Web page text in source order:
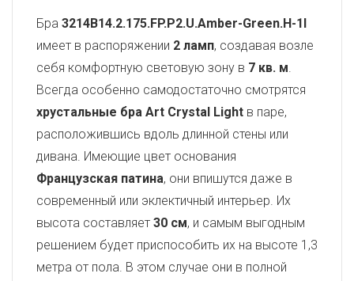
Бра 3214B14.2.175.FP.P2.U.Amber-Green.H-1I
имеет в распоряжении 2 ламп, создавая возле
себя комфортную световую зону в 7 кв. м.
Всегда особенно самодостаточно смотрятся
хрустальные бра Art Crystal Light в паре,
расположившись вдоль длинной стены или
дивана. Имеющие цвет основания
Французская патина, они впишутся даже в
современный или эклектичный интерьер. Их
высота составляет 30 см, и самым выгодным
решением будет приспособить их на высоте 1,3
метра от пола. В этом случае они в полной